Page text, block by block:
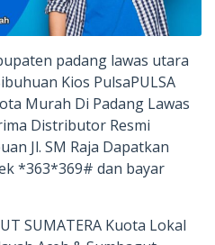
padang lawas utara
Kios PulsaPULSA
Murah Di Padang Lawas
Distributor Resmi
Jl. SM Raja Dapatkan
*363*369# dan bayar
SUMATERA Kuota Lokal